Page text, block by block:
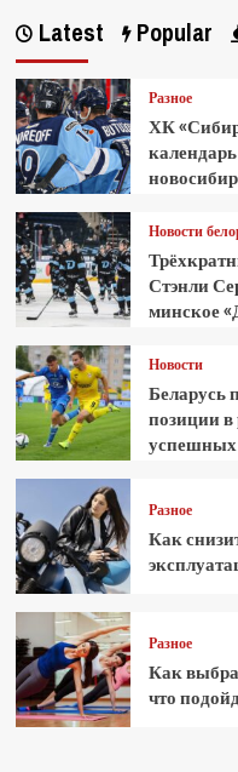
Latest Popular
Разное
ХК
Новости
Стэнли
минское
Новости
Беларусь
позиции
успешных
Разное
Как
Разное
Как
что